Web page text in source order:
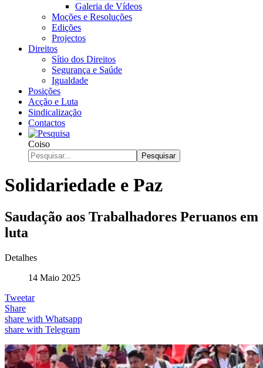
Galeria de Vídeos
Moções e Resoluções
Edições
Projectos
Direitos
Sítio dos Direitos
Segurança e Saúde
Igualdade
Posições
Acção e Luta
Sindicalização
Contactos
Coiso
Pesquisar
Solidariedade e Paz
Saudação aos Trabalhadores Peruanos em
luta
Detalhes
14 Maio 2025
Tweetar
Share
share with Whatsapp
share with Telegram